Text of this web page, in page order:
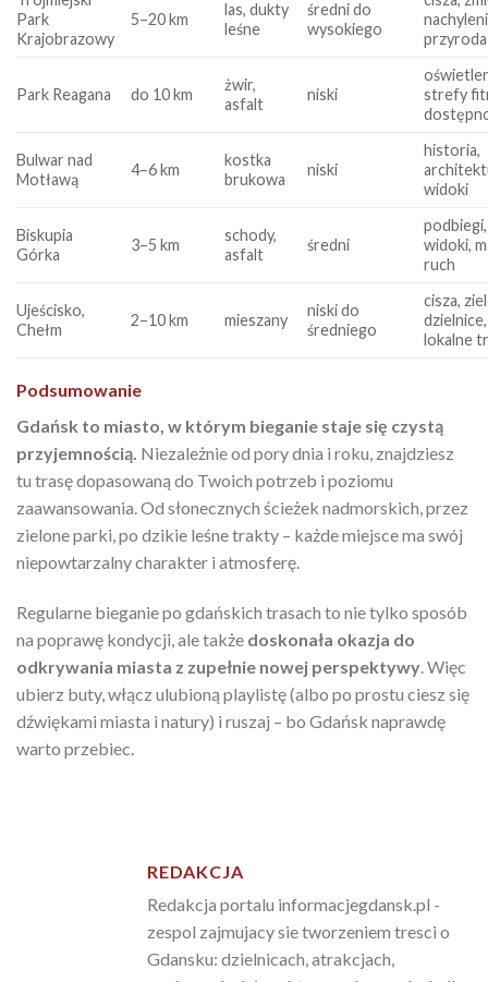
Park
Krajobrazowy
5–20 km
las, dukty
leśne
średni do
wysokiego
przyroda
Park Reagana do 10 km
żwir,
asfalt
niski
strefy
Bulwar nad
Motławą
4–6 km
kostka
brukowa
niski
historia,
widoki
Biskupia
Górka
3–5 km
schody,
asfalt
średni
podbiegi,
widoki,
ruch
Ujeścisko,
Chełm
2–10 km mieszany
niski do
średniego
cisza,
dzielnice,
lokalne
Podsumowanie
Gdańsk to miasto, w którym bieganie staje się czystą
przyjemnością. Niezależnie od pory dnia i roku, znajdziesz
tu trasę dopasowaną do Twoich potrzeb i poziomu
zaawansowania. Od słonecznych ścieżek nadmorskich, przez
zielone parki, po dzikie leśne trakty – każde miejsce ma swój
niepowtarzalny charakter i atmosferę.
Regularne bieganie po gdańskich trasach to nie tylko sposób
na poprawę kondycji, ale także doskonała okazja do
odkrywania miasta z zupełnie nowej perspektywy . Więc
ubierz buty, włącz ulubioną playlistę (albo po prostu ciesz się
dźwiękami miasta i natury) i ruszaj – bo Gdańsk naprawdę
warto przebiec.
REDAKCJA
Redakcja portalu informacjegdansk.pl -
zespol zajmujacy sie tworzeniem tresci o
Gdansku: dzielnicach, atrakcjach,